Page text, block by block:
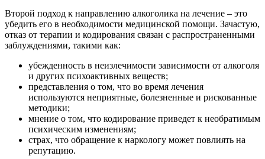
Второй подход к направлению алкоголика на лечение – это
убедить его в необходимости медицинской помощи. Зачастую,
отказ от терапии и кодирования связан с распространенными
заблуждениями, такими как:
убежденность в неизлечимости зависимости от алкоголя
и других психоактивных веществ;
представления о том, что во время лечения
используются неприятные, болезненные и рискованные
методики;
мнение о том, что кодирование приведет к необратимым
психическим изменениям;
страх, что обращение к наркологу может повлиять на
репутацию.